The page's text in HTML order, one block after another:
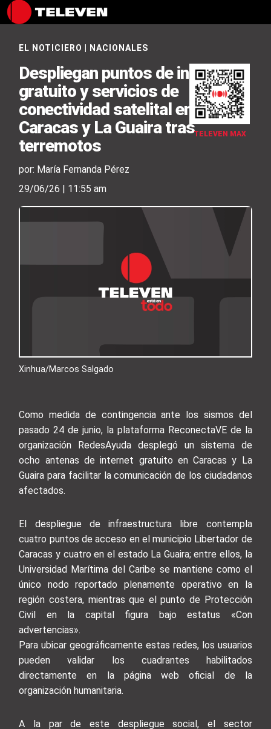
TELEVEN MAX
EL NOTICIERO NACIONALES
Despliegan puntos de internet
gratuito y servicios de
conectividad satelital en
Caracas y La Guaira tras
terremotos
por: María Fernanda Pérez
29/06/26 | 11:55 am
Xinhua/Marcos Salgado
Como medida de contingencia ante los sismos del
pasado 24 de junio, la plataforma ReconectaVE de la
organización RedesAyuda desplegó un sistema de
ocho antenas de internet gratuito en Caracas y La
Guaira para facilitar la comunicación de los ciudadanos
afectados.
El despliegue de infraestructura libre contempla
cuatro puntos de acceso en el municipio Libertador de
Caracas y cuatro en el estado La Guaira; entre ellos, la
Universidad Marítima del Caribe se mantiene como el
único nodo reportado plenamente operativo en la
región costera, mientras que el punto de Protección
Civil en la capital figura bajo estatus «Con
advertencias».
Para ubicar geográficamente estas redes, los usuarios
pueden validar los cuadrantes habilitados
directamente en la página web oficial de la
organización humanitaria.
A la par de este despliegue social, el sector